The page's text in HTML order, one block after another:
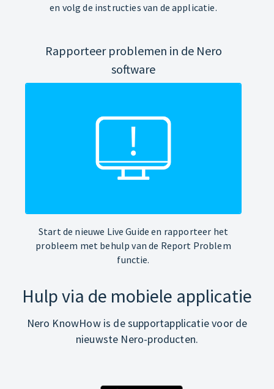
en volg de instructies van de applicatie.
Rapporteer problemen in de Nero
software
Start de nieuwe Live Guide en rapporteer het
probleem met behulp van de Report Problem
functie.
Hulp via de mobiele applicatie
Nero KnowHow is de supportapplicatie voor de
nieuwste Nero-producten.